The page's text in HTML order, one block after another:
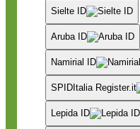
Sielte ID
Aruba ID
Namirial ID
SPIDItalia Register.it
Lepida ID